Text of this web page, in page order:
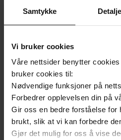
Samtykke
Vi bruker cookies
Våre nettsider benytter
bruker cookies til:
Nødvendige funksjoner på
Forbedrer opplevelsen din på
Gir oss en bedre forståelse for
brukt, slik at vi kan forbedre
Gjør det mulig for oss å vise
199,-
Minnesota
Jo Nesbø
EBOK